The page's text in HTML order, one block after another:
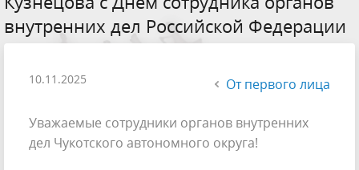
внутренних дел Российской Федерации
10.11.2025 От первого лица
Уважаемые сотрудники органов внутренних
дел Чукотского автономного округа!